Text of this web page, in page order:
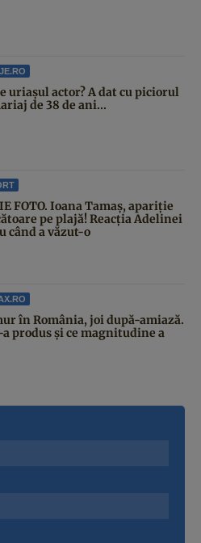
uriașul actor? A dat cu piciorul
de 38 de ani...
FOTO. Ioana Tamaş, apariție
pe plajă! Reacția Adelinei
când a văzut-o
în România, joi după-amiază.
a produs și ce magnitudine a